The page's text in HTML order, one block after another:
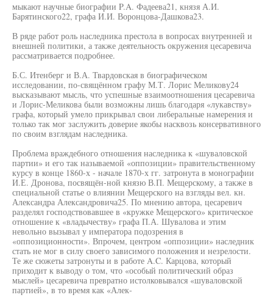
мыкают научные биографии P.A. Фадеева21, князя А.И.
Барятинского22, графа И.И. Воронцова-Дашкова23.
В ряде работ роль наследника престола в вопросах внутренней и
внешней политики, а также деятельность окружения цесаревича
рассматривается подробнее.
Б.С. Итенберг и В.А. Твардовская в биографическом
исследовании, по-свящённом графу М.Т. Лорис Меликову24
высказывают мысль, что успешные взаимоотношения цесаревича
и Лорис-Меликова были возможны лишь благодаря «лукавству»
графа, который умело прикрывал свои либеральные намерения и
только так мог заслужить доверие якобы насквозь консервативного
по своим взглядам наследника.
Проблема враждебного отношения наследника к «шуваловской
партии» и его так называемой «оппозиции» правительственному
курсу в конце 1860-х - начале 1870-х гг. затронута в монографии
И.Е. Дронова, посвящён-ной князю В.П. Мещерскому, а также в
специальной статье о влиянии Мещерского на взгляды вел. кн.
Александра Александровича25. По мнению автора, цесаревич
разделял господствовавшее в «кружке Мещерского» критическое
отношение к «владычеству» графа П.А. Шувалова и этим
невольно вызывал у императора подозрения в
«оппозиционности». Впрочем, центром «оппозиции» наследник
стать не мог в силу своего зависимого положения и незрелости.
Те же сюжеты затронуты и в работе A.C. Карцова, который
приходит к выводу о том, что «особый политический образ
мыслей» цесаревича превратно истолковывался «шуваловской
партией», в то время как «Алек-